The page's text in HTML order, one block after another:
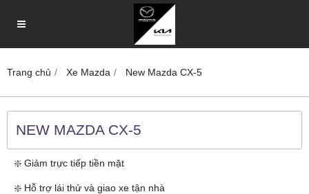
Trang chủ Xe Mazda New Mazda CX-5
NEW MAZDA CX-5
❇️ Giảm trực tiếp tiền mặt
❇️ Hỗ trợ lái thử và giao xe tận nhà